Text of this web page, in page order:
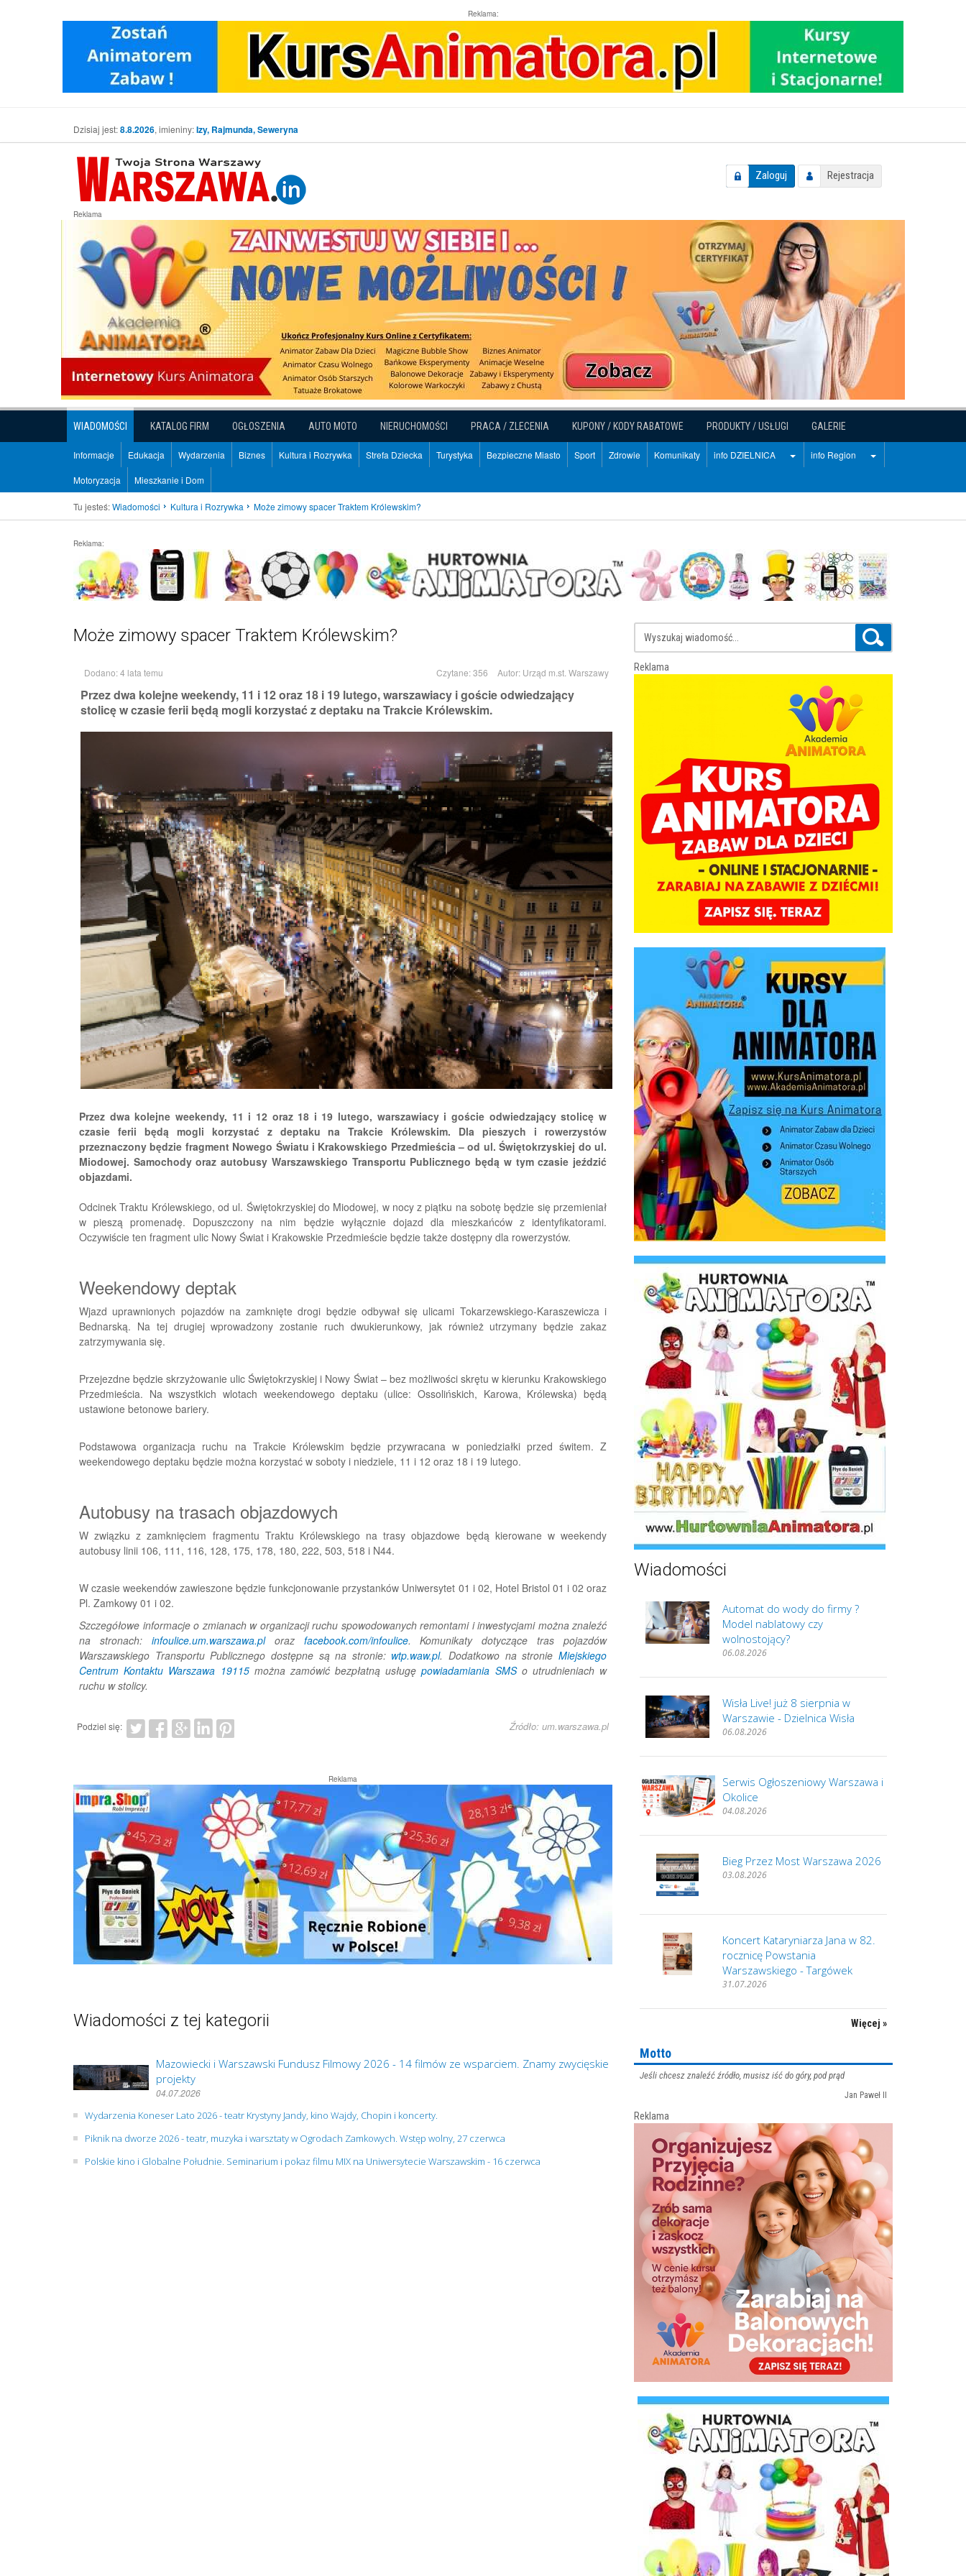
Reklama:
Dzisiaj jest:8.8.2026, imieniny:Izy, Rajmunda, Seweryna
Zaloguj Rejestracja
Reklama
WIADOMOŚCI KATALOG FIRM OGŁOSZENIA AUTO MOTO NIERUCHOMOŚCI PRACA / ZLECENIA KUPONY / KODY RABATOWE PRODUKTY / USŁUGI GALERIE
Informacje Edukacja Wydarzenia Biznes Kultura i Rozrywka Strefa Dziecka Turystyka Bezpieczne Miasto Sport Zdrowie Komunikaty info DZIELNICA info Region
Motoryzacja Mieszkanie i Dom
Tu jesteś:Wiadomości Kultura i Rozrywka Może zimowy spacer Traktem Królewskim?
Reklama:
Może zimowy spacer Traktem Królewskim?
Dodano: 4 lata temu Czytane: 356 Autor: Urząd m.st. Warszawy
Przez dwa kolejne weekendy, 11 i 12 oraz 18 i 19 lutego, warszawiacy i goście odwiedzający
stolicę w czasie ferii będą mogli korzystać z deptaku na Trakcie Królewskim.
Przez dwa kolejne weekendy, 11 i 12 oraz 18 i 19 lutego, warszawiacy i goście odwiedzający stolicę w
czasie ferii będą mogli korzystać z deptaku na Trakcie Królewskim. Dla pieszych i rowerzystów
przeznaczony będzie fragment Nowego Światu i Krakowskiego Przedmieścia – od ul. Świętokrzyskiej do ul.
Miodowej. Samochody oraz autobusy Warszawskiego Transportu Publicznego będą w tym czasie jeździć
objazdami.
Odcinek Traktu Królewskiego, od ul. Świętokrzyskiej do Miodowej, w nocy z piątku na sobotę będzie się przemieniał
w pieszą promenadę. Dopuszczony na nim będzie wyłącznie dojazd dla mieszkańców z identyfikatorami.
Oczywiście ten fragment ulic Nowy Świat i Krakowskie Przedmieście będzie także dostępny dla rowerzystów.
Weekendowy deptak
Wjazd uprawnionych pojazdów na zamknięte drogi będzie odbywał się ulicami Tokarzewskiego-Karaszewicza i
Bednarską. Na tej drugiej wprowadzony zostanie ruch dwukierunkowy, jak również utrzymany będzie zakaz
zatrzymywania się.
Przejezdne będzie skrzyżowanie ulic Świętokrzyskiej i Nowy Świat – bez możliwości skrętu w kierunku Krakowskiego
Przedmieścia. Na wszystkich wlotach weekendowego deptaku (ulice: Ossolińskich, Karowa, Królewska) będą
ustawione betonowe bariery.
Podstawowa organizacja ruchu na Trakcie Królewskim będzie przywracana w poniedziałki przed świtem. Z
weekendowego deptaku będzie można korzystać w soboty i niedziele, 11 i 12 oraz 18 i 19 lutego.
Autobusy na trasach objazdowych
W związku z zamknięciem fragmentu Traktu Królewskiego na trasy objazdowe będą kierowane w weekendy
autobusy linii 106, 111, 116, 128, 175, 178, 180, 222, 503, 518 i N44.
W czasie weekendów zawieszone będzie funkcjonowanie przystanków Uniwersytet 01 i 02, Hotel Bristol 01 i 02 oraz
Pl. Zamkowy 01 i 02.
Szczegółowe informacje o zmianach w organizacji ruchu spowodowanych remontami i inwestycjami można znaleźć
na stronach: infoulice.um.warszawa.ploraz facebook.com/infoulice. Komunikaty dotyczące tras pojazdów
Warszawskiego Transportu Publicznego dostępne są na stronie: wtp.waw.pl. Dodatkowo na stronieMiejskiego
Centrum Kontaktu Warszawa 19115można zamówić bezpłatną usługępowiadamiania SMSo utrudnieniach w
ruchu w stolicy.
Podziel się: Źródło: um.warszawa.pl
Reklama
Wiadomości z tej kategorii
Mazowiecki i Warszawski Fundusz Filmowy 2026 - 14 filmów ze wsparciem. Znamy zwycięskie
projekty
04.07.2026
Wydarzenia Koneser Lato 2026 - teatr Krystyny Jandy, kino Wajdy, Chopin i koncerty.
Piknik na dworze 2026 - teatr, muzyka i warsztaty w Ogrodach Zamkowych. Wstęp wolny, 27 czerwca
Polskie kino i Globalne Południe. Seminarium i pokaz filmu MIX na Uniwersytecie Warszawskim - 16 czerwca
Reklama
Wiadomości
Automat do wody do firmy ?
Model nablatowy czy
wolnostojący?
06.08.2026
Wisła Live! już 8 sierpnia w
Warszawie - Dzielnica Wisła
06.08.2026
Serwis Ogłoszeniowy Warszawa i
Okolice
04.08.2026
Bieg Przez Most Warszawa 2026
03.08.2026
Koncert Kataryniarza Jana w 82.
rocznicę Powstania
Warszawskiego - Targówek
31.07.2026
Więcej »
Motto
Jeśli chcesz znaleźć źródło, musisz iść do góry, pod prąd
Jan Paweł II
Reklama